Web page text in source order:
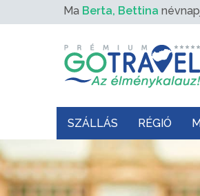
Ma Berta, Bettina
SZÁLLÁS RÉGIÓ